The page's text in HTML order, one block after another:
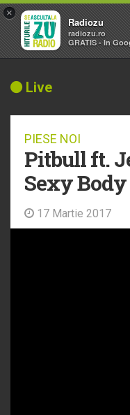
Live
PIESE NOI
Pitbull ft.
Sexy Body
17 Martie 2017
×
Radiozu
radiozu.ro
GRATIS - In